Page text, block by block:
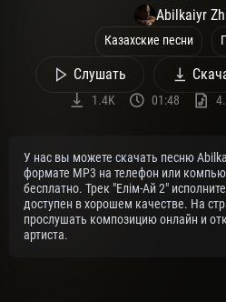
Abilkaiyr
Казахские песни
Слушать
1.4K 01:48
У нас вы можете скачать песню
формате MP3 на телефон или
бесплатно. Трек "Елім-Ай 2"
доступен в хорошем качестве. На
прослушать композицию онлайн и
артиста.